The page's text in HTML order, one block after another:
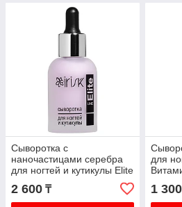
Сыворотка с
наночастицами серебра
для ногтей и кутикулы Elite
line 30мл 001 IRISK
2 600 ₸
для
1 300